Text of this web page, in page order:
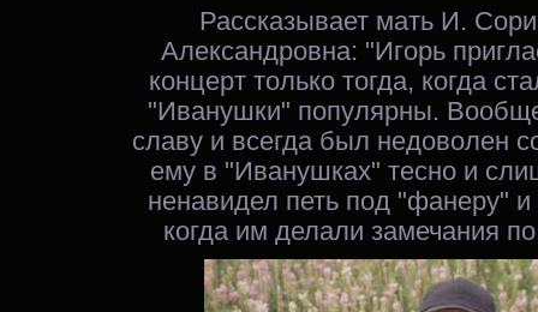
Рассказывает мать И.
Александровна: "Игорь
концерт только тогда, когда
"Иванушки" популярны.
славу и всегда был недоволен
ему в "Иванушках" тесно и
ненавидел петь под "фанеру"
когда им делали замечания